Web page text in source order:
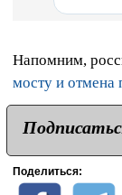
Напомним,
мосту и отмена
Поделиться: